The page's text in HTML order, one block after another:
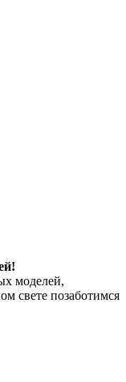
моделей,
свете позаботимся